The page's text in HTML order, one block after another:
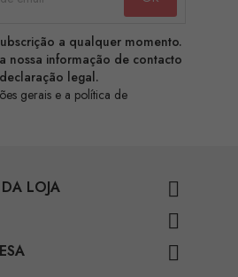
a qualquer momento.
nossa informação de contacto
legal.
gerais e a política de
LOJA 

